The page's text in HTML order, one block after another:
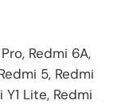
Redmi 6A,
5, Redmi
Y1 Lite, Redmi